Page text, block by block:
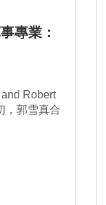
專業：
Robert
，郭雪真合